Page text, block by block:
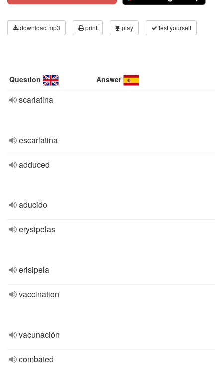
download mp3 print play test yourself
Question Answer
scarlatina
escarlatina
adduced
aducido
erysipelas
erisipela
vaccination
vacunación
combated